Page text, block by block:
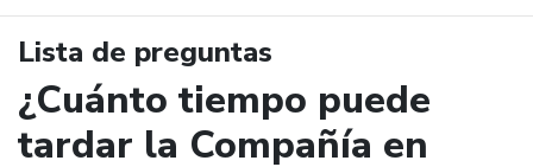
Lista de preguntas
¿Cuánto tiempo puede
tardar la Compañía en